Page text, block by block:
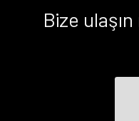
Bize ulaşın